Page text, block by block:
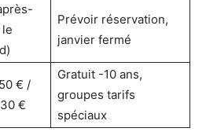
le
Prévoir réservation,
janvier fermé
€ /
€
Gratuit -10 ans,
groupes tarifs
spéciaux